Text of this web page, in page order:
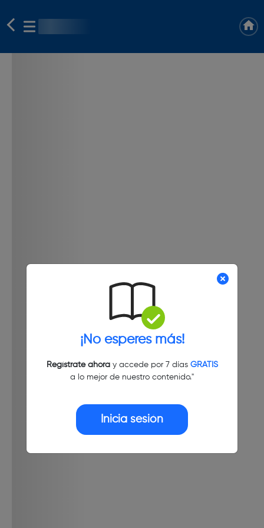
¡No esperes más!
Regístrate ahoray accede por 7 días GRATIS
a lo mejor de nuestro contenido."
Inicia sesión